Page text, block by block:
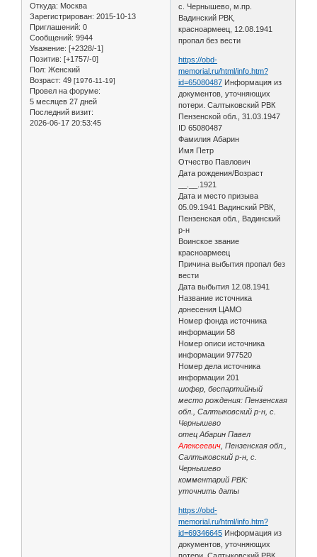
Откуда: Москва
Зарегистрирован: 2015-10-13
Приглашений: 0
Сообщений: 9944
Уважение: [+2328/-1]
Позитив: [+1757/-0]
Пол: Женский
Возраст: 49 [1976-11-19]
Провел на форуме:
5 месяцев 27 дней
Последний визит:
2026-06-17 20:53:45
с. Чернышево, м.пр.
Вадинский РВК,
красноармеец, 12.08.1941
пропал без вести
https://obd-
memorial.ru/html/info.htm?
id=65080487 Информация из
документов, уточняющих
потери. Салтыковский РВК
Пензенской обл., 31.03.1947
ID 65080487
Фамилия Абарин
Имя Петр
Отчество Павлович
Дата рождения/Возраст
__.__.1921
Дата и место призыва
05.09.1941 Вадинский РВК,
Пензенская обл., Вадинский
р-н
Воинское звание
красноармеец
Причина выбытия пропал без
вести
Дата выбытия 12.08.1941
Название источника
донесения ЦАМО
Номер фонда источника
информации 58
Номер описи источника
информации 977520
Номер дела источника
информации 201
шофер, беспартийный
место рождения: Пензенская
обл., Салтыковский р-н, с.
Чернышево
отец Абарин Павел
Алексеевич , Пензенская обл.,
Салтыковский р-н, с.
Чернышево
комментарий РВК:
уточнить даты
https://obd-
memorial.ru/html/info.htm?
id=69346645 Информация из
документов, уточняющих